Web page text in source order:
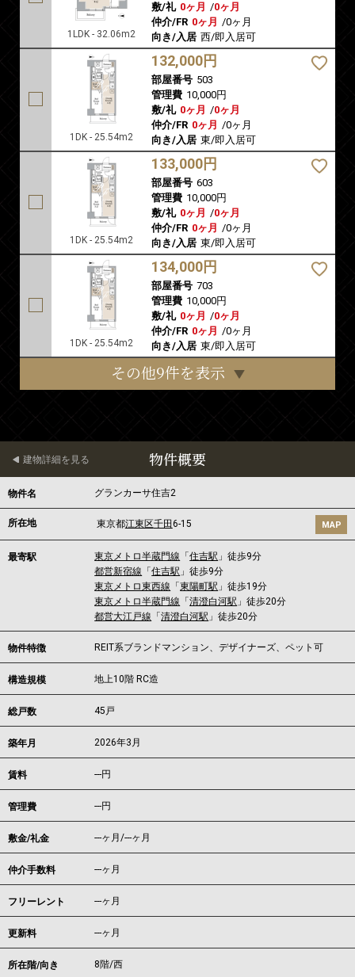
1LDK - 32.06m2
敷/礼 0ヶ月 /0ヶ月
仲介/FR 0ヶ月 /0ヶ月
向き/入居 西/即入居可
1DK - 25.54m2
132,000円
部屋番号 503
管理費 10,000円
敷/礼 0ヶ月 /0ヶ月
仲介/FR 0ヶ月 /0ヶ月
向き/入居 東/即入居可
1DK - 25.54m2
133,000円
部屋番号 603
管理費 10,000円
敷/礼 0ヶ月 /0ヶ月
仲介/FR 0ヶ月 /0ヶ月
向き/入居 東/即入居可
1DK - 25.54m2
134,000円
部屋番号 703
管理費 10,000円
敷/礼 0ヶ月 /0ヶ月
仲介/FR 0ヶ月 /0ヶ月
向き/入居 東/即入居可
その他9件を表示
物件概要
建物詳細を見る
物件名 グランカーサ住吉2
所在地 東京都江東区千田6-15 MAP
最寄駅 東京メトロ半蔵門線 「住吉駅 」徒歩9分
都営新宿線 「住吉駅 」徒歩9分
東京メトロ東西線 「東陽町駅 」徒歩19分
東京メトロ半蔵門線 「清澄白河駅 」徒歩20分
都営大江戸線 「清澄白河駅 」徒歩20分
物件特徴 REIT系ブランドマンション、デザイナーズ、ペット可
構造規模 地上10階 RC造
総戸数 45戸
築年月 2026年3月
賃料 ---円
管理費 ---円
敷金/礼金 ---ヶ月/---ヶ月
仲介手数料 ---ヶ月
フリーレント ---ヶ月
更新料 ---ヶ月
所在階/向き 8階/西